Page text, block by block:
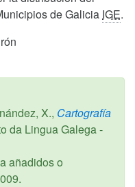
de Galicia IGE.
X., Cartografía
da Lingua Galega -
añadidos o
.